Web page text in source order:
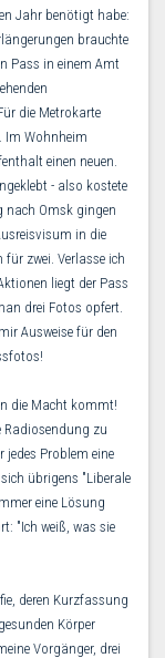
Jahr benötigt habe:
brauchte
Pass in einem Amt
die Metrokarte
Im Wohnheim
einen neuen.
- also kostete
nach Omsk gingen
in die
zwei. Verlasse ich
liegt der Pass
drei Fotos opfert.
Ausweise für den
die Macht kommt!
Radiosendung zu
Problem eine
übrigens "Liberale
eine Lösung
"Ich weiß, was sie
deren Kurzfassung
Körper
Vorgänger, drei